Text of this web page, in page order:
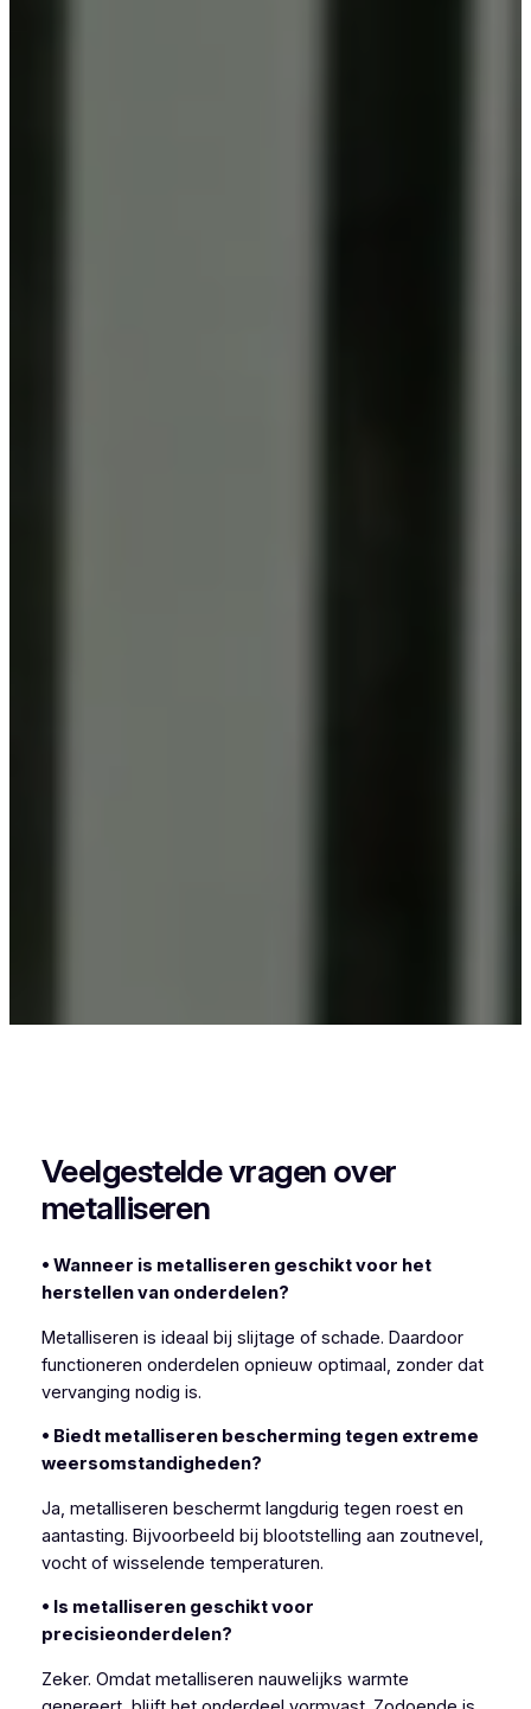
Veelgestelde vragen over
metalliseren
• Wanneer is metalliseren geschikt voor het
herstellen van onderdelen?
Metalliseren is ideaal bij slijtage of schade. Daardoor
functioneren onderdelen opnieuw optimaal, zonder dat
vervanging nodig is.
• Biedt metalliseren bescherming tegen extreme
weersomstandigheden?
Ja, metalliseren beschermt langdurig tegen roest en
aantasting. Bijvoorbeeld bij blootstelling aan zoutnevel,
vocht of wisselende temperaturen.
• Is metalliseren geschikt voor
precisieonderdelen?
Zeker. Omdat metalliseren nauwelijks warmte